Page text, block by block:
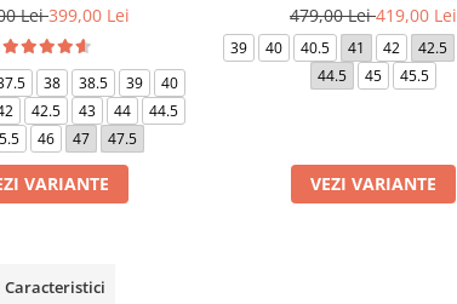
Lei399,00 Lei
38 38.5 39
40
42.5 43 44
44.5
46 47 47.5
VARIANTE
479,00 Lei419,00 Lei
39 40 40.5 41 42 42.5
44.5
45 45.5
VEZI VARIANTE
Caracteristici